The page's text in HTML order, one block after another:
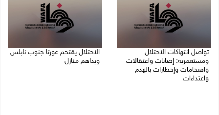
تواصل انتهاكات الاحتلال
ومستعمريه: إصابات واعتقالات
واقتحامات وإخطارات بالهدم
واعتداءات
الاحتلال يقتحم عورتا جنوب نابلس
ويداهم منازل